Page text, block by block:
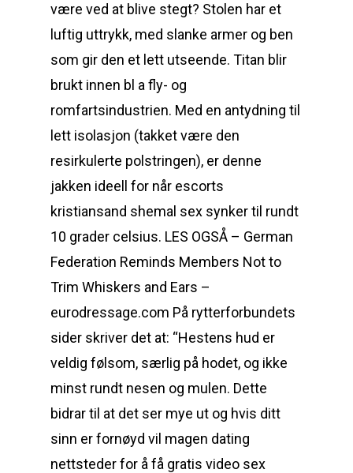
være ved at blive stegt? Stolen har et
luftig uttrykk, med slanke armer og ben
som gir den et lett utseende. Titan blir
brukt innen bl a fly- og
romfartsindustrien. Med en antydning til
lett isolasjon (takket være den
resirkulerte polstringen), er denne
jakken ideell for når escorts
kristiansand shemal sex synker til rundt
10 grader celsius. LES OGSÅ – German
Federation Reminds Members Not to
Trim Whiskers and Ears –
eurodressage.com På rytterforbundets
sider skriver det at: “Hestens hud er
veldig følsom, særlig på hodet, og ikke
minst rundt nesen og mulen. Dette
bidrar til at det ser mye ut og hvis ditt
sinn er fornøyd vil magen dating
nettsteder for å få gratis video sex